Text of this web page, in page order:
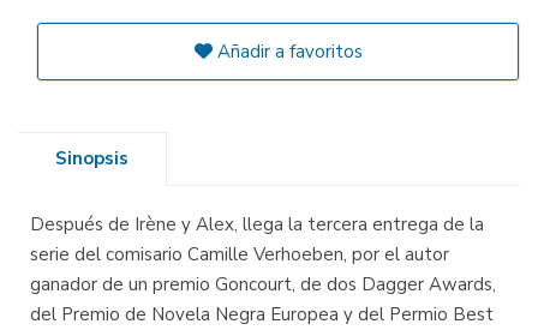
Añadir a favoritos
Sinopsis
Después de Irène y Alex, llega la tercera entrega de la
serie del comisario Camille Verhoeben, por el autor
ganador de un premio Goncourt, de dos Dagger Awards,
del Premio de Novela Negra Europea y del Permio Best